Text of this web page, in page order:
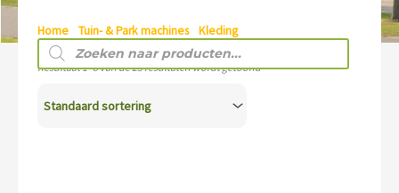
Home Tuin- & Park machines/ Kleding/ Veiligheidsschoenen
Producten
zoeken
Resultaat 1–8 van de 23 resultaten wordt getoond